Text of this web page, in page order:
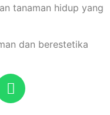
tanaman hidup yang
dan berestetika